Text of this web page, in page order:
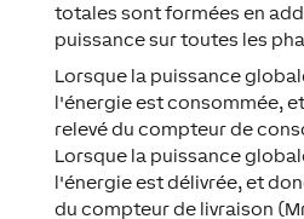
totales sont formées en
puissance sur toutes les
Lorsque la puissance
l'énergie est consommée,
relevé du compteur de
Lorsque la puissance
l'énergie est délivrée, et
du compteur de livraison